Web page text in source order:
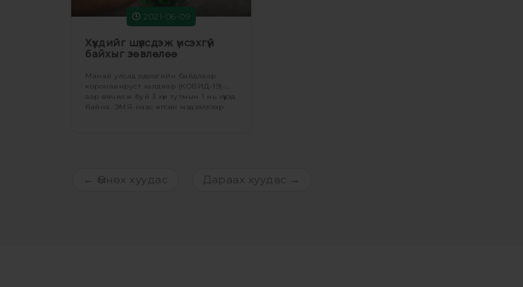
Хүүхдийг шүлсдэж үнсэхгүй
байхыг зөвлөлөө
2021-06-09
Манай улсад одоогийн байдлаар
коронавируст халдвар (КОВИД-19)-
аар өвчилж буй 3 хүн тутмын 1 нь хүүхэд
байна. ЭМЯ-наас өгсөн мэдээллээр
← Өмнөх хуудас Дараах хуудас →